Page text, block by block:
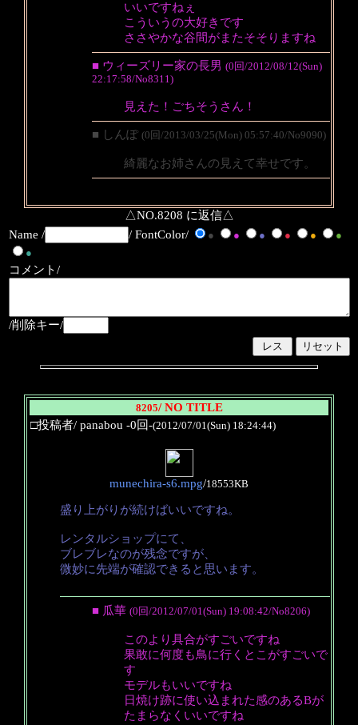
いいですねぇ
こういうの大好きです
ささやかな谷間がまたそそりますね
■ ウィーズリー家の長男 (0回/2012/08/12(Sun)
22:17:58/No8311)
見えた！ごちそうさん！
■ しんぽ (0回/2013/03/25(Mon) 05:57:40/No9090)
綺麗なお姉さんの見えて幸せです。
△NO.8208 に返信△
Name /
/ FontColor/ ● ● ● ● ●
●
●
コメント/
/削除キー/
8205/ NO TITLE
□投稿者/ panabou -0回-(2012/07/01(Sun) 18:24:44)
munechira-s6.mpg/18553KB
盛り上がりが続けばいいですね。
レンタルショップにて、
ブレブレなのが残念ですが、
微妙に先端が確認できると思います。
■ 瓜華 (0回/2012/07/01(Sun) 19:08:42/No8206)
このより具合がすごいですね
果敢に何度も鳥に行くとこがすごいで
す
モデルもいいですね
日焼け跡に使い込まれた感のあるBが
たまらなくいいですね